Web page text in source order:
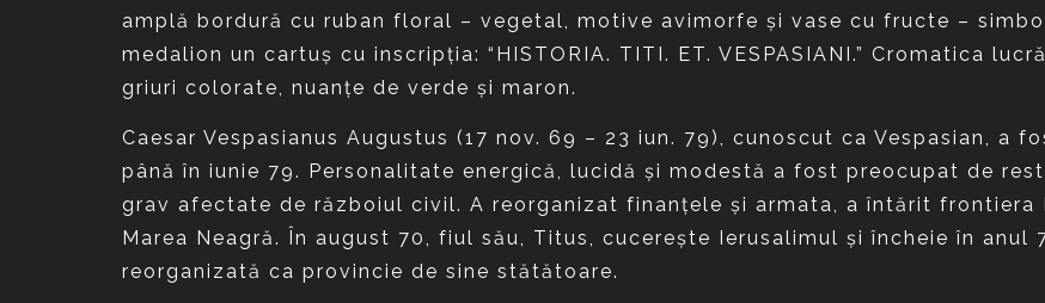
amplă bordură cu ruban floral – vegetal, motive avimorfe şi vase cu fructe –
medalion un cartuş cu inscripţia: “HISTORIA. TITI. ET. VESPASIANI.” Cromatica
griuri colorate, nuanţe de verde şi maron.
Caesar Vespasianus Augustus (17 nov. 69 – 23 iun. 79), cunoscut ca Vespasian, a
până în iunie 79. Personalitate energică, lucidă şi modestă a fost preocupat de
grav afectate de războiul civil. A reorganizat finanţele şi armata, a întărit frontiera
Marea Neagră. În august 70, fiul său, Titus, cucereşte Ierusalimul şi încheie în
reorganizată ca provincie de sine stătătoare.